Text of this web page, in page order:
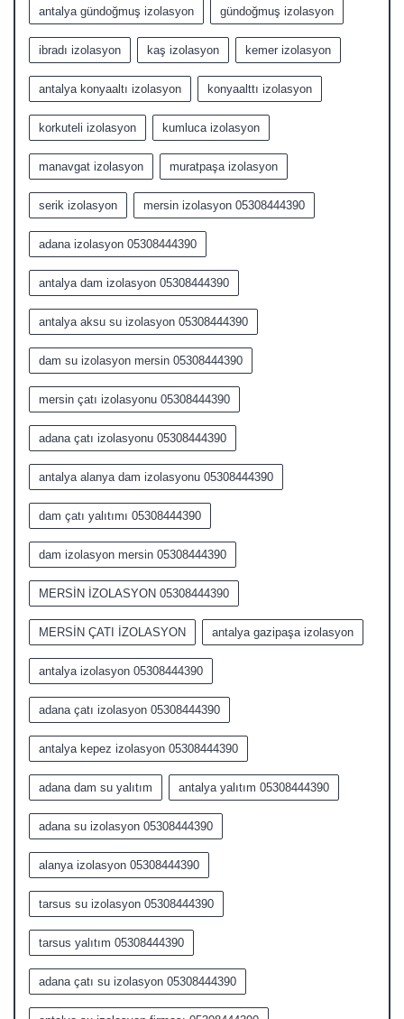
antalya gündoğmuş izolasyon gündoğmuş izolasyon
ibradı izolasyon kaş izolasyon kemer izolasyon
antalya konyaaltı izolasyon konyaalttı izolasyon
korkuteli izolasyon kumluca izolasyon
manavgat izolasyon muratpaşa izolasyon
serik izolasyon mersin izolasyon 05308444390
adana izolasyon 05308444390
antalya dam izolasyon 05308444390
antalya aksu su izolasyon 05308444390
dam su izolasyon mersin 05308444390
mersin çatı izolasyonu 05308444390
adana çatı izolasyonu 05308444390
antalya alanya dam izolasyonu 05308444390
dam çatı yalıtımı 05308444390
dam izolasyon mersin 05308444390
MERSİN İZOLASYON 05308444390
MERSİN ÇATI İZOLASYON antalya gazipaşa izolasyon
antalya izolasyon 05308444390
adana çatı izolasyon 05308444390
antalya kepez izolasyon 05308444390
adana dam su yalıtım antalya yalıtım 05308444390
adana su izolasyon 05308444390
alanya izolasyon 05308444390
tarsus su izolasyon 05308444390
tarsus yalıtım 05308444390
adana çatı su izolasyon 05308444390